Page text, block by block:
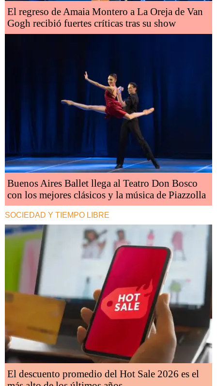
El regreso de Amaia Montero a La Oreja de Van
Gogh recibió fuertes críticas tras su show
Buenos Aires Ballet llega al Teatro Don Bosco
con los mejores clásicos y la música de Piazzolla
SOCIEDAD Y TIEMPO LIBRE
El descuento promedio del Hot Sale 2026 es el